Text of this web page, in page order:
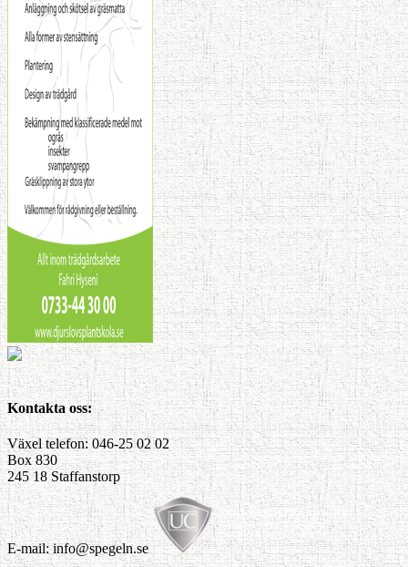
Kontakta oss:
Växel telefon: 046-25 02 02
Box 830
245 18 Staffanstorp
E-mail: info@spegeln.se